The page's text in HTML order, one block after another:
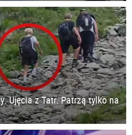
Ujęcia z Tatr. Patrzą tylko na